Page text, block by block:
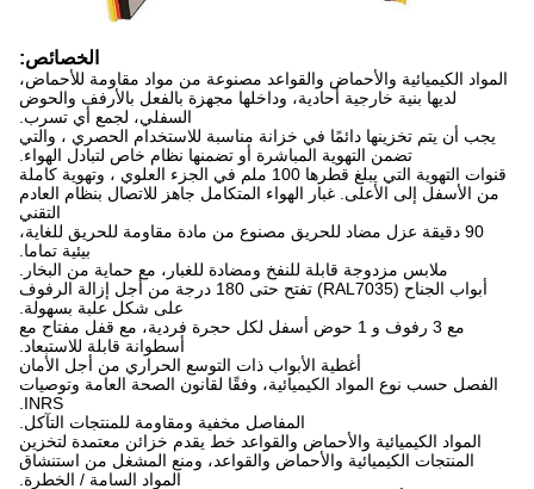
الخصائص:
المواد الكيميائية والأحماض والقواعد مصنوعة من مواد مقاومة للأحماض،
لديها بنية خارجية أحادية، وداخلها مجهزة بالفعل بالأرفف والحوض
السفلي، لجمع أي تسرب.
يجب أن يتم تخزينها دائمًا في خزانة مناسبة للاستخدام الحصري ، والتي
تضمن التهوية المباشرة أو تضمنها نظام خاص لتبادل الهواء.
قنوات التهوية التي يبلغ قطرها 100 ملم في الجزء العلوي ، وتهوية كاملة
من الأسفل إلى الأعلى. غبار الهواء المتكامل جاهز للاتصال بنظام العادم
التقني
90 دقيقة عزل مضاد للحريق مصنوع من مادة مقاومة للحريق للغاية،
بيئية تماما.
ملابس مزدوجة قابلة للنفخ ومضادة للغبار، مع حماية من البخار.
أبواب الجناح (RAL7035) تفتح حتى 180 درجة من أجل إزالة الرفوف
على شكل علبة بسهولة.
مع 3 رفوف و 1 حوض أسفل لكل حجرة فردية، مع قفل مفتاح مع
أسطوانة قابلة للاستبعاد.
أغطية الأبواب ذات التوسع الحراري من أجل الأمان
الفصل حسب نوع المواد الكيميائية، وفقًا لقانون الصحة العامة وتوصيات
INRS.
المفاصل مخفية ومقاومة للمنتجات التآكل.
المواد الكيميائية والأحماض والقواعد خط يقدم خزائن معتمدة لتخزين
المنتجات الكيميائية والأحماض والقواعد، ومنع المشغل من استنشاق
المواد السامة / الخطرة.